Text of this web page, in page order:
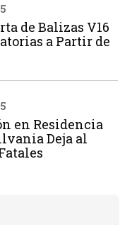
de Balizas V16
a Partir de
en Residencia
Deja al